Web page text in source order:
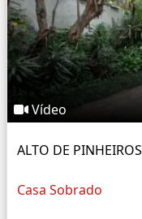
Vídeo
ALTO DE PINHEIROS
Casa Sobrado